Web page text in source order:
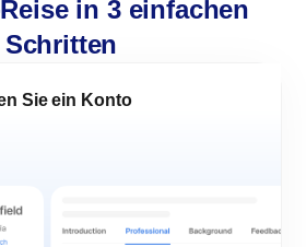
in 3 einfachen
Schritten
Sie ein Konto